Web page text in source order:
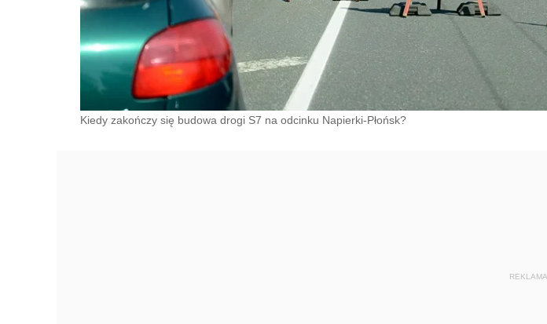
Kiedy zakończy się budowa drogi S7 na odcinku Napierki-Płońsk?